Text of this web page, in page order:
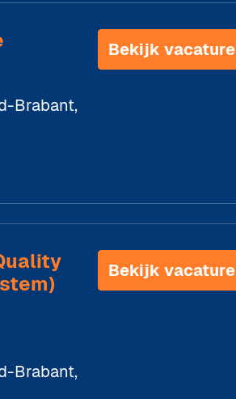
Brabant,
Bekijk vacature
Brabant,
Bekijk vacature